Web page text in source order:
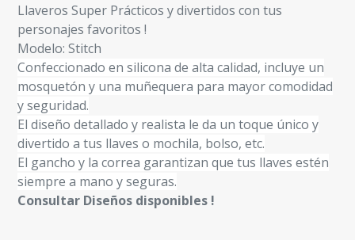
Llaveros Super Prácticos y divertidos con tus
personajes favoritos !
Modelo: Stitch
Confeccionado en silicona de alta calidad, incluye un
mosquetón y una muñequera para mayor comodidad
y seguridad.
El diseño detallado y realista le da un toque único y
divertido a tus llaves o mochila, bolso, etc.
El gancho y la correa garantizan que tus llaves estén
siempre a mano y seguras.
Consultar Diseños disponibles !